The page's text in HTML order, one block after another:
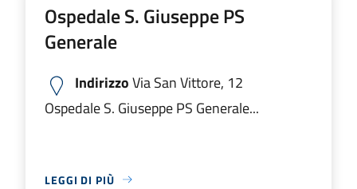
Ospedale S. Giuseppe PS
Generale
IndirizzoVia San Vittore, 12
Ospedale S. Giuseppe PS Generale...
LEGGI DI PIÙ